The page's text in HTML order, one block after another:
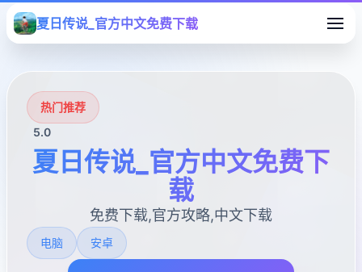
夏日传说_官方中文免费下载
热门推荐
5.0
夏日传说_官方中文免费下
载
免费下载,官方攻略,中文下载
电脑 安卓